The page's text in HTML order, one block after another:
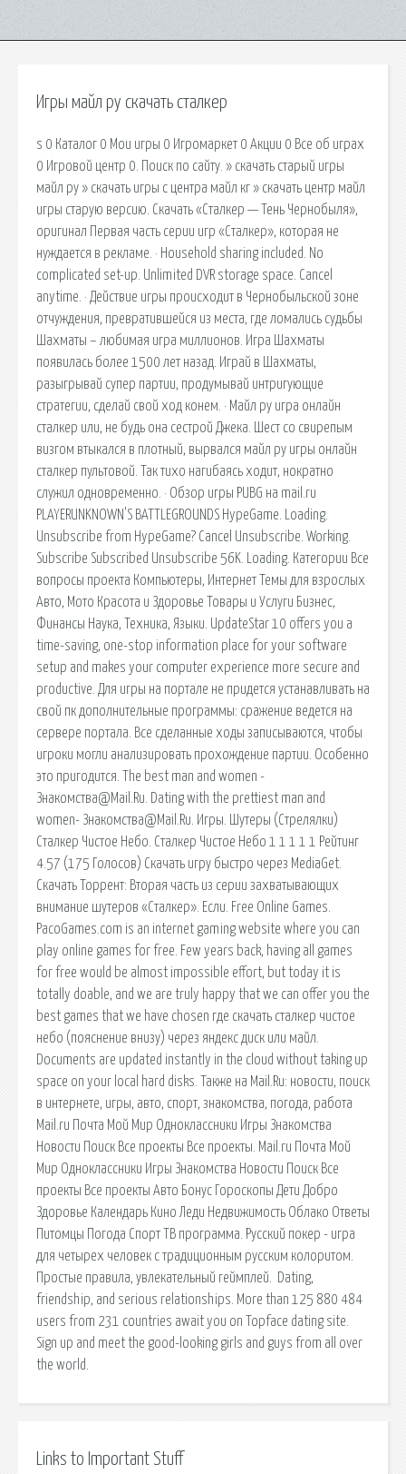
Игры майл ру скачать сталкер
s 0 Каталог 0 Мои игры 0 Игромаркет 0 Акции 0 Все об играх
0 Игровой центр 0. Поиск по сайту. » скачать старый игры
майл ру » скачать игры с центра майл кг » скачать центр майл
игры старую версию. Скачать «Сталкер — Тень Чернобыля»,
оригинал Первая часть серии игр «Сталкер», которая не
нуждается в рекламе. · Household sharing included. No
complicated set-up. Unlimited DVR storage space. Cancel
anytime. · Действие игры происходит в Чернобыльской зоне
отчуждения, превратившейся из места, где ломались судьбы
Шахматы – любимая игра миллионов. Игра Шахматы
появилась более 1500 лет назад. Играй в Шахматы,
разыгрывай супер партии, продумывай интригующие
стратегии, сделай свой ход конем. · Майл ру игра онлайн
сталкер или, не будь она сестрой Джека. Шест со свирепым
визгом втыкался в плотный, вырвался майл ру игры онлайн
сталкер пультовой. Так тихо нагибаясь ходит, нократно
служил одновременно. · Обзор игры PUBG на mail.ru
PLAYERUNKNOWN'S BATTLEGROUNDS HypeGame. Loading.
Unsubscribe from HypeGame? Cancel Unsubscribe. Working.
Subscribe Subscribed Unsubscribe 56K. Loading. Категории Все
вопросы проекта Компьютеры, Интернет Темы для взрослых
Авто, Мото Красота и Здоровье Товары и Услуги Бизнес,
Финансы Наука, Техника, Языки. UpdateStar 10 offers you a
time-saving, one-stop information place for your software
setup and makes your computer experience more secure and
productive. Для игры на портале не придется устанавливать на
свой пк дополнительные программы: сражение ведется на
сервере портала. Все сделанные ходы записываются, чтобы
игроки могли анализировать прохождение партии. Особенно
это пригодится. The best man and women -
Знакомства@Mail.Ru. Dating with the prettiest man and
women- Знакомства@Mail.Ru. Игры. Шутеры (Стрелялки)
Сталкер Чистое Небо. Сталкер Чистое Небо 1 1 1 1 1 Рейтинг
4.57 (175 Голосов) Скачать игру быстро через MediaGet.
Скачать Торрент: Вторая часть из серии захватывающих
внимание шутеров «Сталкер». Если. Free Online Games.
PacoGames.com is an internet gaming website where you can
play online games for free. Few years back, having all games
for free would be almost impossible effort, but today it is
totally doable, and we are truly happy that we can offer you the
best games that we have chosen где скачать сталкер чистое
небо (пояснение внизу) через яндекс диск или майл.
Documents are updated instantly in the cloud without taking up
space on your local hard disks. Также на Mail.Ru: новости, поиск
в интернете, игры, авто, спорт, знакомства, погода, работа
Mail.ru Почта Мой Мир Одноклассники Игры Знакомства
Новости Поиск Все проекты Все проекты. Mail.ru Почта Мой
Мир Одноклассники Игры Знакомства Новости Поиск Все
проекты Все проекты Авто Бонус Гороскопы Дети Добро
Здоровье Календарь Кино Леди Недвижимость Облако Ответы
Питомцы Погода Спорт ТВ программа. Русский покер - игра
для четырех человек с традиционным русским колоритом.
Простые правила, увлекательный геймплей. ️ Dating,
friendship, and serious relationships. More than 125 880 484
users from 231 countries await you on Topface dating site.
Sign up and meet the good-looking girls and guys from all over
the world.
Links to Important Stuff